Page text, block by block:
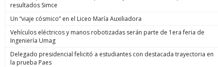
resultados Simce
Un “viaje cósmico” en el Liceo María Auxiliadora
Vehículos eléctricos y manos robotizadas serán parte de 1era feria de
Ingeniería Umag
Delegado presidencial felicitó a estudiantes con destacada trayectoria en
la prueba Paes